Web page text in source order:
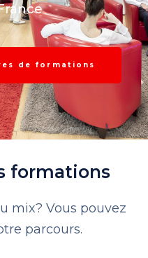
de formations
formations
mix? Vous pouvez
parcours.